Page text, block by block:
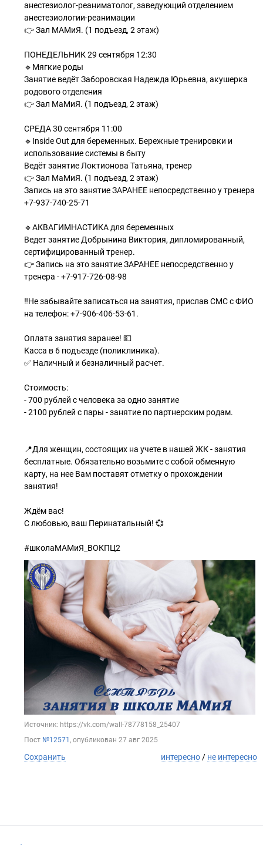
анестезиолог-реаниматолог, заведующий отделением
анестезиологии-реанимации
👉 Зал МАМиЯ. (1 подъезд, 2 этаж)
ПОНЕДЕЛЬНИК 29 сентября 12:30
🔹Мягкие роды
Занятие ведёт Заборовская Надежда Юрьевна, акушерка
родового отделения
👉 Зал МаМиЯ. (1 подъезд, 2 этаж)
СРЕДА 30 сентября 11:00
🔹Inside Out для беременных. Бережные тренировки и
использование системы в быту
Ведёт занятие Локтионова Татьяна, тренер
👉 Зал МаМиЯ. (1 подъезд, 2 этаж)
Запись на это занятие ЗАРАНЕЕ непосредственно у тренера
+7-937-740-25-71
🔹АКВАГИМНАСТИКА для беременных
Ведет занятие Добрынина Виктория, дипломированный,
сертифицированный тренер.
👉 Запись на это занятие ЗАРАНЕЕ непосредственно у
тренера - +7-917-726-08-98
‼Не забывайте записаться на занятия, прислав СМС с ФИО
на телефон: +7-906-406-53-61.
Оплата занятия заранее! 💵
Касса в 6 подъезде (поликлиника).
✅ Наличный и безналичный расчет.
Стоимость:
- 700 рублей с человека за одно занятие
- 2100 рублей с пары - занятие по партнерским родам.
📍Для женщин, состоящих на учете в нашей ЖК - занятия
бесплатные. Обязательно возьмите с собой обменную
карту, на нее Вам поставят отметку о прохождении
занятия!
Ждём вас!
С любовью, ваш Перинатальный! 💞
#школаМАМиЯ_ВОКПЦ2
Источник: https://vk.com/wall-78778158_25407
Пост №12571 , опубликован 27 авг 2025
Сохранить интересно / не интересно